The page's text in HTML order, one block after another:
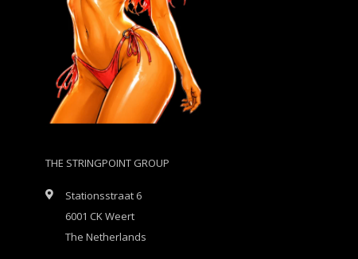
THE STRINGPOINT GROUP
Stationsstraat 6
6001 CK Weert
The Netherlands